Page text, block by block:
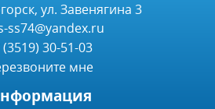
ул. Завенягина 3
ss74@yandex.ru
(3519) 30-51-03
мне